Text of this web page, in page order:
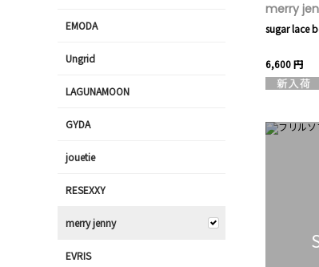
merry
sugar lace
6,600 円
EMODA
Ungrid
LAGUNAMOON
GYDA
jouetie
RESEXXY
merry jenny
EVRIS